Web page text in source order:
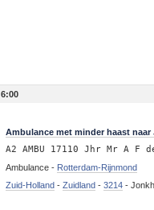
Ambulance met minder haast
A2 AMBU 17110 Jhr Mr A F
Ambulance - Rotterdam-Rijnmond
Zuid-Holland -Zuidland -3214 -